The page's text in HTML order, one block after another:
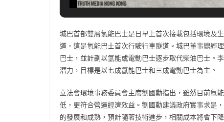
城巴首部雙層氫能巴士是日早上首次接載包括環境及
道，這是氫能巴士首次行駛行車隧道。城巴董事總經
巴士，並計劃以氫能或電動巴士逐步取代柴油巴士。
潛力，目標是以七成氫能巴士和三成電動巴士為主。
立法會環境事務委員會主席劉國勳指出，雖然目前氫
低，更符合營運經濟效益。劉國勳建議政府實事求是
的發展和成熟，預計隨著技術進步，相關成本將會下降